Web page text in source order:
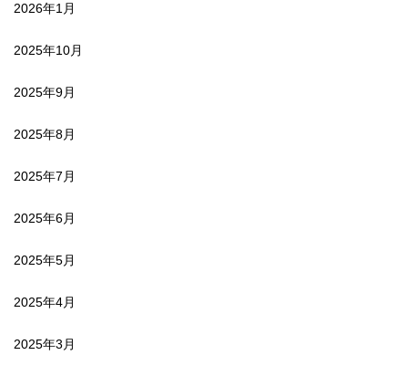
2026年1月
2025年10月
2025年9月
2025年8月
2025年7月
2025年6月
2025年5月
2025年4月
2025年3月